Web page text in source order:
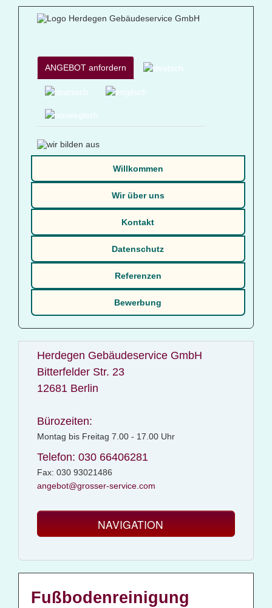
ANGEBOT anfordern
Willkommen
Wir über uns
Kontakt
Datenschutz
Referenzen
Bewerbung
Herdegen Gebäudeservice GmbH
Bitterfelder Str. 23
12681 Berlin
Bürozeiten:
Montag bis Freitag 7.00 - 17.00 Uhr
Telefon: 030 66406281
Fax: 030 93021486
angebot@grosser-service.com
NAVIGATION
Baucontainerreinigung
Baureinigung
Fußbodenreinigung